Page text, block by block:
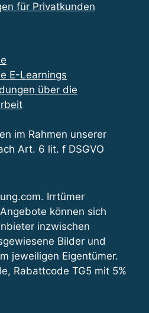
für Privatkunden
E-Learnings
über die
im Rahmen unserer
Art. 6 lit. f DSGVO
Irrtümer
können sich
inzwischen
Bilder und
jeweiligen Eigentümer.
Rabattcode TG5 mit 5%